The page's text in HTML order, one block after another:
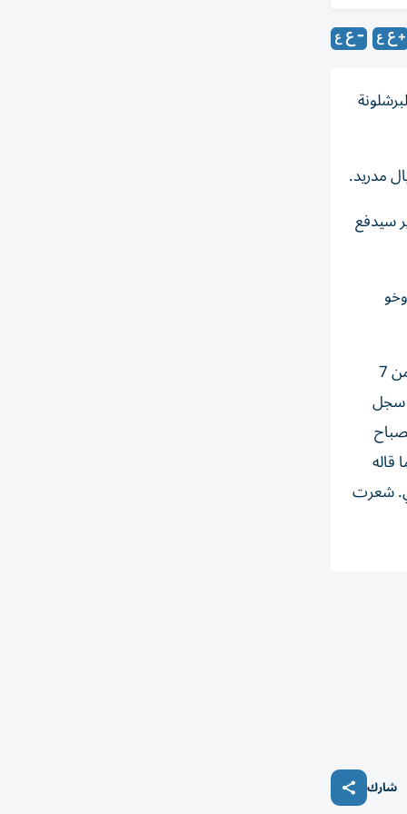
مدريد.
سيدفع
من جهته، يواصل بطل العالم فيران توريس الاحتفال بهدفه الذي حصد فيه اللقب للماتادور وتلقى نجم برشلونة استقبال الفاتحين من 7
سجل
اجتاحني. شعرت
شارك